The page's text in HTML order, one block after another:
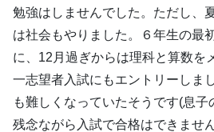
勉強はしませんでした。ただし、
は社会もやりました。６年生の最
に、12月過ぎからは理科と算数を
一志望者入試にもエントリーしま
も難しくなっていたそうです(息
残念ながら入試で合格はできませ